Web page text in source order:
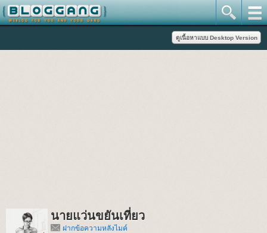
นายแว่นขยันเที่ยว
ฝากข้อความหลังไมค์